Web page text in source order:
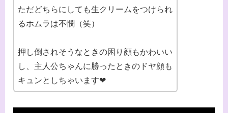
ただどちらにしても生クリームをつけられ
るホムラは不憫（笑）
押し倒されそうなときの困り顔もかわいい
し、主人公ちゃんに勝ったときのドヤ顔も
キュンとしちゃいます❤